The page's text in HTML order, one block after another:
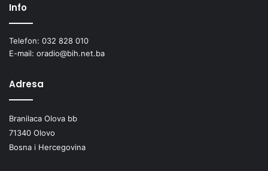
Info
Telefon: 032 828 010
E-mail: oradio@bih.net.ba
Adresa
Branilaca Olova bb
71340 Olovo
Bosna i Hercegovina